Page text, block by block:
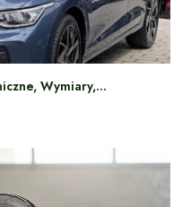
Wymiary,…